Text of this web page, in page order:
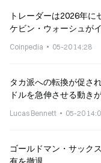
トレーダーは2026年に
ケビン・ウォーシュが
Coinpedia 05-20 14:28
タカ派への転換が促さ
ドルを急伸させる動き
Lucas Bennett 05-20
ゴールドマン・サック